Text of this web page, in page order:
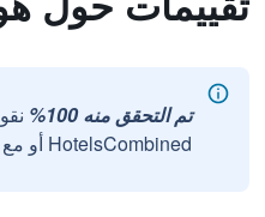
تم التحقق منه 100%
HotelsCombined أو مع شركائنا الخارجيين الموثوقين.